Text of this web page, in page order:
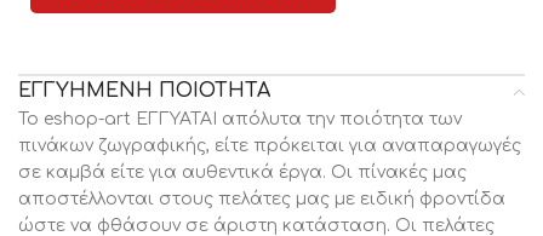
ΕΓΓΥΗΜΕΝΗ ΠΟΙΟΤΗΤΑ
Το eshop-art ΕΓΓΥΑΤΑΙ απόλυτα την ποιότητα των
πινάκων ζωγραφικής, είτε πρόκειται για αναπαραγωγές
σε καμβά είτε για αυθεντικά έργα. Οι πίνακές μας
αποστέλλονται στους πελάτες μας με ειδική φροντίδα
ώστε να φθάσουν σε άριστη κατάσταση. Οι πελάτες